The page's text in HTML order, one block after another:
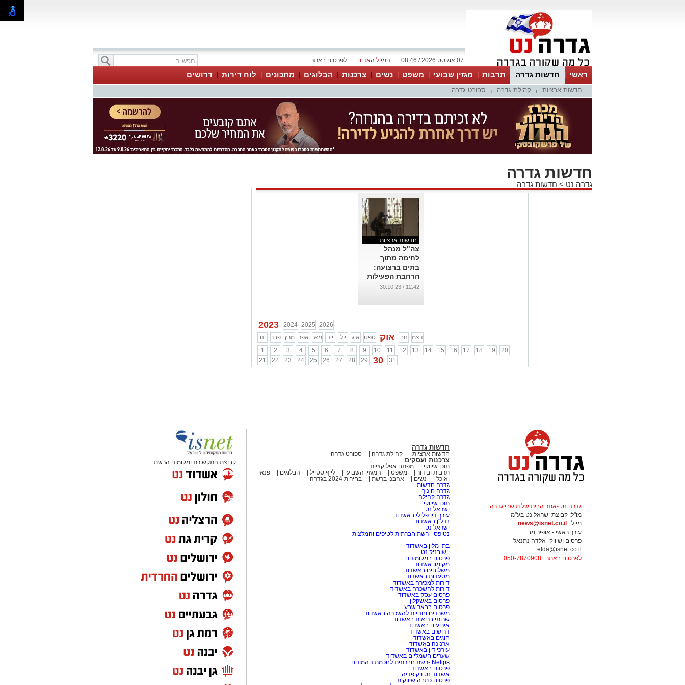
לפרסום באתר המייל האדום 07 אוגוסט 2026 / 08:46
ראשי חדשות גדרה תרבות מגזין שבועי משפט נשים צרכנות הבלוגים מתכונים לוח דירות דרושים
חדשות ארציות קהילת גדרה ספורט גדרה
חדשות גדרה
גדרה נט > חדשות גדרה
חדשות ארציות
צה"ל מנהל
לחימה מתוך
בתים ברצועה:
הרחבת הפעילות
הקרקעית נמשכת
12:42 / 30.10.23
2023 2024 2025 2026
ינו
פבר מרץ אפר מאי יונ יול אוג ספט אוק נוב
דצמ
1
2 3 4 5 6 7 8 9 10 11 12 13 14 15 16 17 18 19
20
21
22 23 24 25 26 27 28 29 30 31
גדרה נט -אתר הבית של תושבי גדרה
מו"ל: קבוצת ישראל נט בע"מ
מייל : news@isnet.co.il
עורך ראשי - אופיר מב
פרסום ושיווק- אלדה נתנאל
elda@isnet.co.il
לפרסום באתר : 050-7870908
חדשות גדרה
חדשות ארציות קהילת גדרה ספורט גדרה
צרכנות ועסקים
תוכן שיווקי
מפתח אפליקציות
תרבות ובידור
משפט המגזין השבועי לייף סטייל הבלוגים
פנאי
ואוכל
נשים אהבנו ברשת
בחירות 2024 בגדרה
גדרה חדשות
גדרה חינוך
גדרה קהילה
תוכן שיווקי
ישראל נט
עורך דין פלילי באשדוד
נדל"ן באשדוד
ישראל נט
נטיפס - רשת חברתית לטיפים והמלצות
-
בתי מלון באשדוד
יישובניק נט
פרסום במקומונים
מקומון אשדוד
משלוחים באשדוד
מסעדות באשדוד
דירות למכירה באשדוד
דירות להשכרה באשדוד
פרסום עסק באשדוד
פרסום באשקלון
פרסום בבאר שבע
משרדים וחנויות להשכרה באשדוד
שרותי בריאות באשדוד
אירועים באשדוד
דרושים באשדוד
חוגים באשדוד
ארנונה באשדוד
עורכי דין באשדוד
שערים חשמליים באשדוד
Netips -רשת חברתית לחכמת ההמונים
פרסום באשדוד
אשדוד נט ויקיפדיה
פרסום כתבה שיווקית
קבוצת התקשורת ומקומוני הרשת: